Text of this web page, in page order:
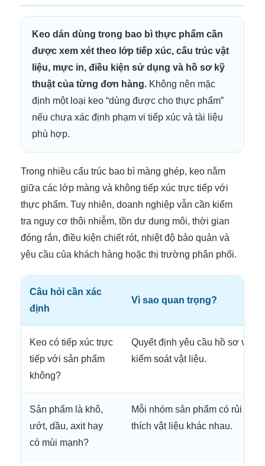
Keo dán dùng trong bao bì thực phẩm cần
được xem xét theo lớp tiếp xúc, cấu trúc vật
liệu, mực in, điều kiện sử dụng và hồ sơ kỹ
thuật của từng đơn hàng. Không nên mặc
định một loại keo “dùng được cho thực phẩm”
nếu chưa xác định phạm vi tiếp xúc và tài liệu
phù hợp.
Trong nhiều cấu trúc bao bì màng ghép, keo nằm
giữa các lớp màng và không tiếp xúc trực tiếp với
thực phẩm. Tuy nhiên, doanh nghiệp vẫn cần kiểm
tra nguy cơ thôi nhiễm, tồn dư dung môi, thời gian
đóng rắn, điều kiện chiết rót, nhiệt độ bảo quản và
yêu cầu của khách hàng hoặc thị trường phân phối.
Câu hỏi cần xác
định
Vì sao quan trọng?
Keo có tiếp xúc trực
tiếp với sản phẩm
không?
Quyết định yêu cầu hồ sơ và
kiểm soát vật liệu.
Sản phẩm là khô,
ướt, dầu, axit hay
có mùi mạnh?
Mỗi nhóm sản phẩm có rủi ro
thích vật liệu khác nhau.